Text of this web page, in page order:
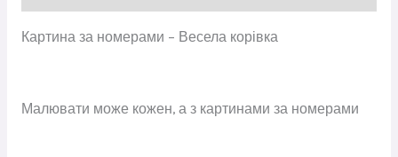
Картина за номерами – Весела корівка
Малювати може кожен, а з картинами за номерами